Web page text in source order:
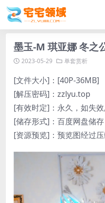
墨玉-M 琪亚娜 冬之
2023-05-29 单套赏析
[文件大小]：[40P-36MB]
[解压密码]：zzlyu.top
[有效时定]：永久，如失
[储存形式]：百度网盘储
[资源预览]：预览图经过